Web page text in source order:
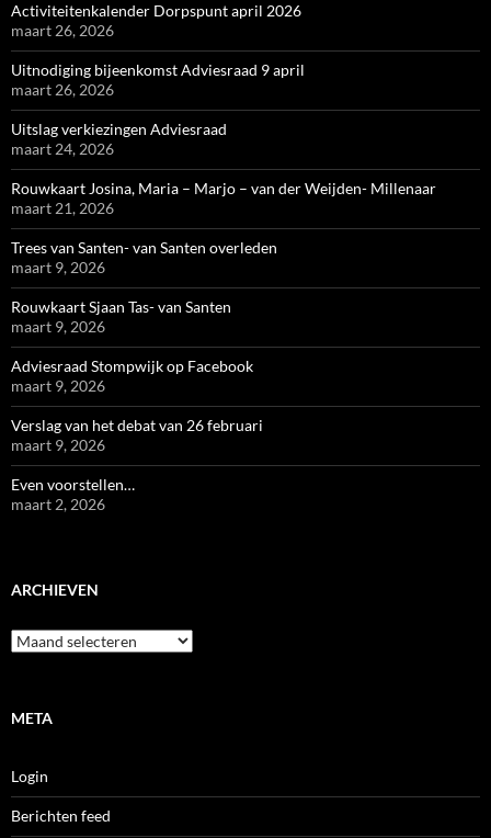
Activiteitenkalender Dorpspunt april 2026
maart 26, 2026
Uitnodiging bijeenkomst Adviesraad 9 april
maart 26, 2026
Uitslag verkiezingen Adviesraad
maart 24, 2026
Rouwkaart Josina, Maria – Marjo – van der Weijden- Millenaar
maart 21, 2026
Trees van Santen- van Santen overleden
maart 9, 2026
Rouwkaart Sjaan Tas- van Santen
maart 9, 2026
Adviesraad Stompwijk op Facebook
maart 9, 2026
Verslag van het debat van 26 februari
maart 9, 2026
Even voorstellen…
maart 2, 2026
ARCHIEVEN
Archieven
META
Login
Berichten feed